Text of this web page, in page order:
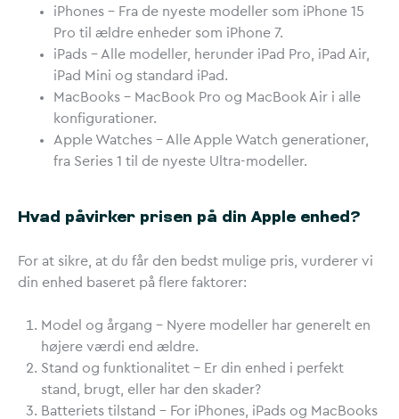
iPhones – Fra de nyeste modeller som iPhone 15
Pro til ældre enheder som iPhone 7.
iPads – Alle modeller, herunder iPad Pro, iPad Air,
iPad Mini og standard iPad.
MacBooks – MacBook Pro og MacBook Air i alle
konfigurationer.
Apple Watches – Alle Apple Watch generationer,
fra Series 1 til de nyeste Ultra-modeller.
Hvad påvirker prisen på din Apple enhed?
For at sikre, at du får den bedst mulige pris, vurderer vi
din enhed baseret på flere faktorer:
Model og årgang – Nyere modeller har generelt en
højere værdi end ældre.
Stand og funktionalitet – Er din enhed i perfekt
stand, brugt, eller har den skader?
Batteriets tilstand – For iPhones, iPads og MacBooks